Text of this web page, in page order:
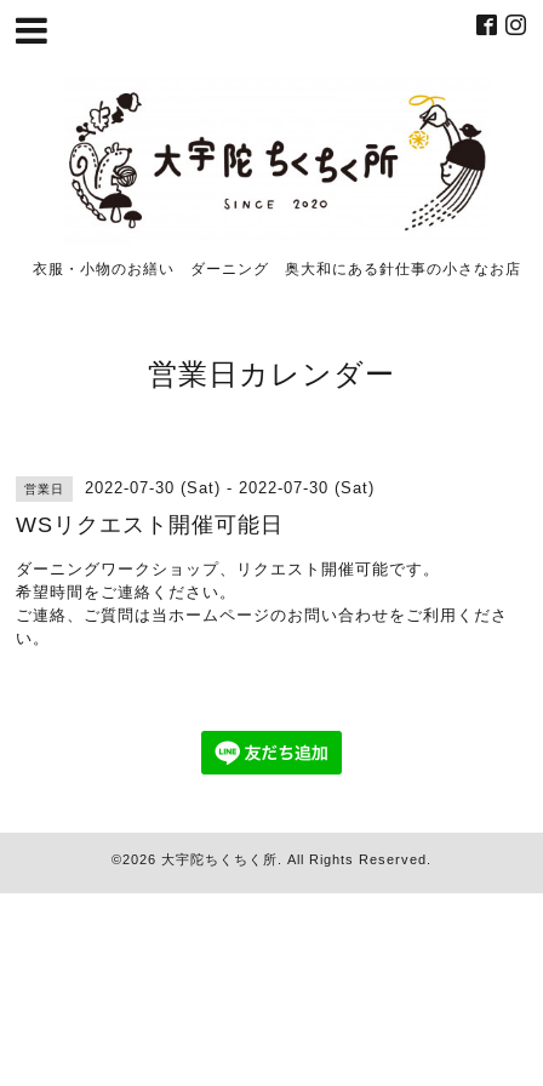
衣服・小物のお繕い ダーニング 奥大和にある針仕事の小さなお店
営業日カレンダー
営業日 2022-07-30 (Sat) - 2022-07-30 (Sat)
WSリクエスト開催可能日
ダーニングワークショップ、リクエスト開催可能です。
希望時間をご連絡ください。
ご連絡、ご質問は 当ホームページのお問い合わせをご利用くださ
い。
©2026 大宇陀ちくちく所. All Rights Reserved.